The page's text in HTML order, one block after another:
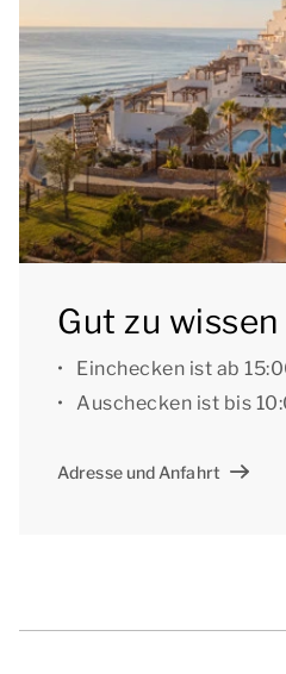
Grundrisse und Bilder
Eindruck, dienen aber nur
[/i]
Gut zu wissen
Einchecken ist ab
Auschecken ist bis
Adresse und Anfahrt